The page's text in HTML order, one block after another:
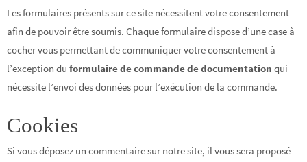
Les formulaires présents sur ce site nécessitent votre consentement
afin de pouvoir être soumis. Chaque formulaire dispose d’une case à
cocher vous permettant de communiquer votre consentement à
l’exception du formulaire de commande de documentation qui
nécessite l’envoi des données pour l’exécution de la commande.
Cookies
Si vous déposez un commentaire sur notre site, il vous sera proposé